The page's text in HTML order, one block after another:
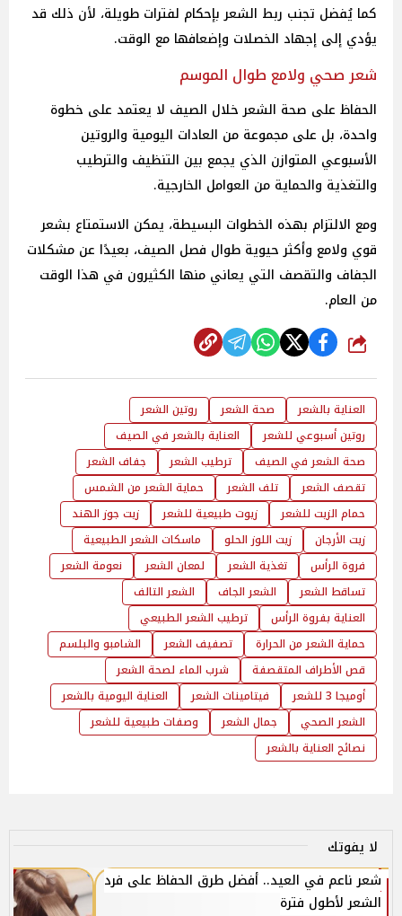
كما يُفضل تجنب ربط الشعر بإحكام لفترات طويلة، لأن ذلك قد
يؤدي إلى إجهاد الخصلات وإضعافها مع الوقت.
شعر صحي ولامع طوال الموسم
الحفاظ على صحة الشعر خلال الصيف لا يعتمد على خطوة
واحدة، بل على مجموعة من العادات اليومية والروتين
الأسبوعي المتوازن الذي يجمع بين التنظيف والترطيب
والتغذية والحماية من العوامل الخارجية.
ومع الالتزام بهذه الخطوات البسيطة، يمكن الاستمتاع بشعر
قوي ولامع وأكثر حيوية طوال فصل الصيف، بعيدًا عن مشكلات
الجفاف والتقصف التي يعاني منها الكثيرون في هذا الوقت
من العام.
شارك
العناية بالشعر صحة الشعر
روتين الشعر
روتين أسبوعي للشعر
العناية بالشعر في الصيف
صحة الشعر في الصيف
ترطيب الشعر
جفاف الشعر
تقصف الشعر
تلف الشعر
حماية الشعر من الشمس
حمام الزيت للشعر
زيوت طبيعية للشعر
زيت جوز الهند
زيت الأرجان
زيت اللوز الحلو
ماسكات الشعر الطبيعية
فروة الرأس
تغذية الشعر لمعان الشعر
نعومة الشعر
تساقط الشعر
الشعر الجاف
الشعر التالف
العناية بفروة الرأس
ترطيب الشعر الطبيعي
حماية الشعر من الحرارة
تصفيف الشعر
الشامبو والبلسم
قص الأطراف المتقصفة
شرب الماء لصحة الشعر
أوميجا 3 للشعر
فيتامينات الشعر
العناية اليومية بالشعر
الشعر الصحي
جمال الشعر
وصفات طبيعية للشعر
نصائح العناية بالشعر
لا يفوتك
شعر ناعم في العيد.. أفضل طرق الحفاظ على فرد
الشعر لأطول فترة